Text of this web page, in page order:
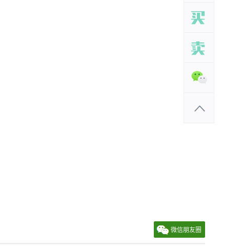
微信朋友圈